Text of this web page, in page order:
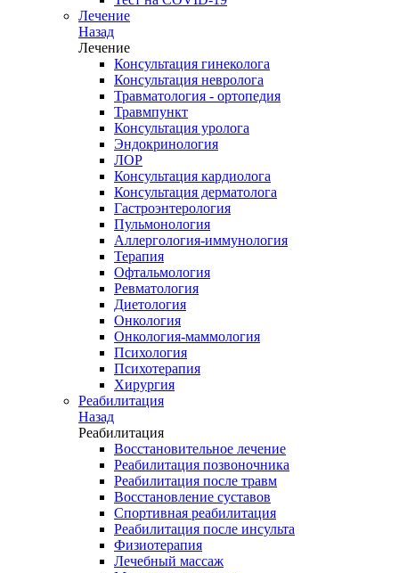
Лечение
Назад
Лечение
Консультация гинеколога
Консультация невролога
Травматология - ортопедия
Травмпункт
Консультация уролога
Эндокринология
ЛОР
Консультация кардиолога
Консультация дерматолога
Гастроэнтерология
Пульмонология
Аллергология-иммунология
Терапия
Офтальмология
Ревматология
Диетология
Онкология
Онкология-маммология
Психология
Психотерапия
Хирургия
Реабилитация
Назад
Реабилитация
Восстановительное лечение
Реабилитация позвоночника
Реабилитация после травм
Восстановление суставов
Спортивная реабилитация
Реабилитация после инсульта
Физиотерапия
Лечебный массаж